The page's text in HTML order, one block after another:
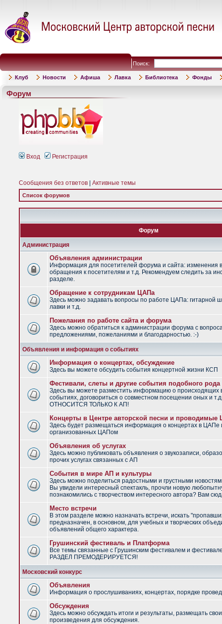
Поиск:
Клуб Новости Афиша Лавка Библиотека Фонды
Форум
Вход Регистрация
Сообщения без ответов Активные темы
Список форумов
Форум
Администрация
Объявления администрации
Информация для посетителей форума и сайта: изменения
обращения к посетителям и т.д. Рекомендуем следить за
разделе.
Обращение к сотрудникам ЦАПа
Здесь можно задавать вопросы по работе ЦАПа: гитарной
лавки и т.д.
Пожелания по работе сайта и форума
Здесь можно обратиться к администрации форума с
предложениями, пожеланиями и благодарностью. :-)
Объявления и информация о событиях
Информация о концертах, обсуждение
Здесь вы можете обсудить события концертной жизни КСП
Фестивали, слеты и другие события подобного рода
Здесь вы можете разместить информацию о
событиях, договориться о совместном посещении оных и
ОТНОСИТСЯ ТОЛЬКО К АП!
Концерты в Центре авторской песни и
Здесь будет размещаться информация о концертах в ЦАПе
организованных ЦАПом
Объявления об услугах
Здесь можно публиковать объявления о звукозаписи,
прочих услугах связанных с АП
События в мире АП и культуры
Здесь можно поделиться радостными и грустными
Вы увидели интересный спектакль, прочли новую
познакомились с творчеством интересного автора? Вам
Место встречи
В этом разделе можно назначать встречи, искать
предназначен, в основном, для учебных и творческих
объявлений общего характера.
Грушинский фестиваль и Платформа
Все темы связанные с Грушинским фестивалем и
РАЗДЕЛ ПРЕМОДЕРИРУЕТСЯ!
Московский конкурс
Объявления
Информация о прослушиваниях, концертах, порядке
Обсуждения
Здесь можно обсуждать итоги и результаты, размещать
произведения для обсуждения.